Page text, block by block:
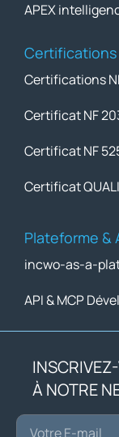
APEX
Certifications
Certifications
Certificat NF
Certificat NF
Certificat
Plateforme &
incwo-as-a-
API & MCP
À NOTRE